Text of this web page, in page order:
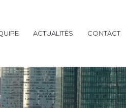
ACTUALITÉS CONTACT